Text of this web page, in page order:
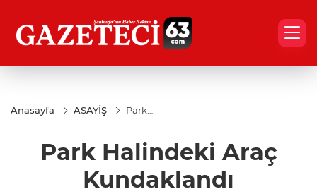
Anasayfa ASAYİŞ
Park
Kundaklandı
Park Halindeki Araç
Kundaklandı